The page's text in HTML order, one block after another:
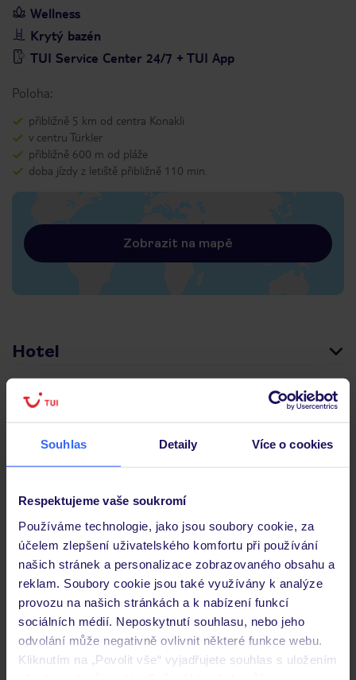
Souhlas Detaily Více o cookies
Respektujeme vaše soukromí
Používáme technologie, jako jsou soubory cookie, za
účelem zlepšení uživatelského komfortu při používání
našich stránek a personalizace zobrazovaného obsahu a
reklam. Soubory cookie jsou také využívány k analýze
provozu na našich stránkách a k nabízení funkcí
sociálních médií. Neposkytnutí souhlasu, nebo jeho
odvolání může negativně ovlivnit některé funkce webu.
Kliknutím na „Povolit vše“ vyjadřujete souhlas s uložením
Wellness
Krytý bazén
TUI Service Center 24/7 + TUI App
Poloha:
přibližně 5 km od centra Konakli
v centru Türkler
přibližně 600 m od pláže
doba jízdy z letiště přibližně 110 min.
Zobrazit na mapě
Hotel
Hodnocení hostů
Pokoje
Stravování
Důležité informace
Často kladené otázky